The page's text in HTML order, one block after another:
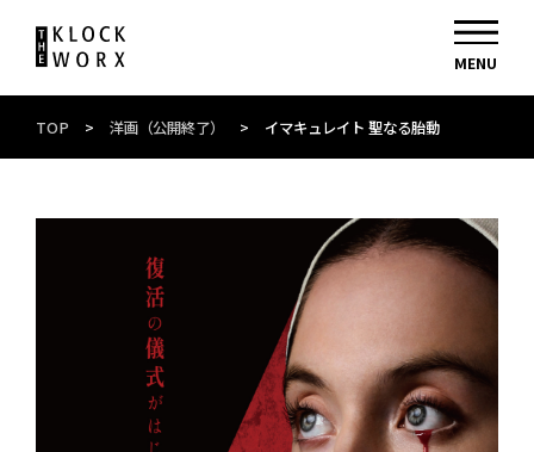
TOP > 洋画（公開終了） > イマキュレイト 聖なる胎動